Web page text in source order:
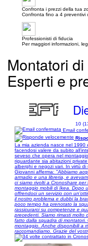
Confronta i prezzi della tua
Confronta fino a 4 preventivi
Professionisti di fiducia
Per maggiori informazioni,
Montatori
Esperti e
10
Email
La mia azienda nasce nel 1990
facendosi valere da subito
seveso che opera nel
riguardante sia abitazioni
alberghi e negozi vari. In virtù di
Giovanni afferma: "Abbiamo
armadio e una libreria, e
ci siamo rivolti a Cronoshare
montaggio mobili di Ikea. Dopo
offrendoci un servizio con
il nostro problema e dubbi la
poco tempo ha prenotato la
rassicurarci su competenze e
precedenti. Siamo rimasti molto
fatto dalla squadra di montatori.
montaggio. Anche disponibili a
raccomandiamo. Grazie del